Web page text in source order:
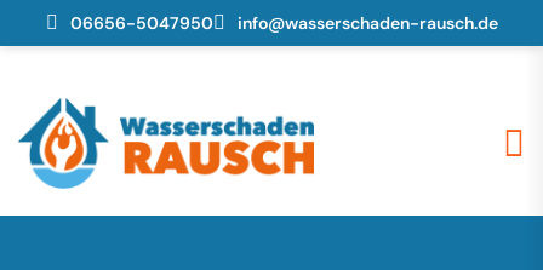
06656-5047950 info@wasserschaden-rausch.de